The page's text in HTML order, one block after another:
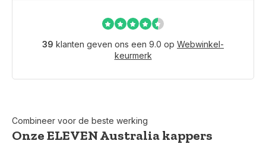
39 klanten geven ons een 9.0 op Webwinkel-
keurmerk
Combineer voor de beste werking
Onze ELEVEN Australia kappers